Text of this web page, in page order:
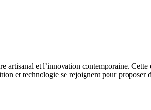
et l’innovation contemporaine.
et technologie se rejoignent pour proposer